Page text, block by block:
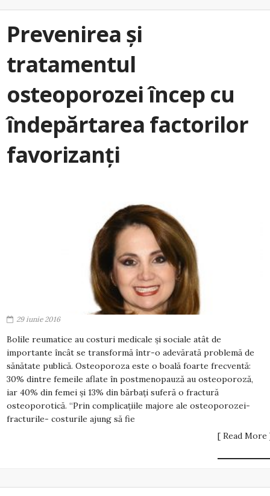
Prevenirea și
tratamentul
osteoporozei încep cu
îndepărtarea factorilor
favorizanți
29 iunie 2016
Bolile reumatice au costuri medicale și sociale atât de
importante încât se transformă într-o adevărată problemă de
sănătate publică. Osteoporoza este o boală foarte frecventă:
30% dintre femeile aflate în postmenopauză au osteoporoză,
iar 40% din femei și 13% din bărbați suferă o fractură
osteoporotică. “Prin complicațiile majore ale osteoporozei-
fracturile- costurile ajung să fie
[ Read More